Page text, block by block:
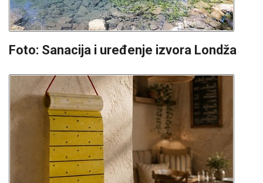
Foto: Sanacija i uređenje izvora Londža